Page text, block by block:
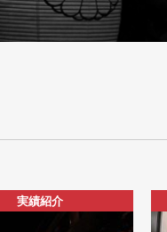
実績紹介